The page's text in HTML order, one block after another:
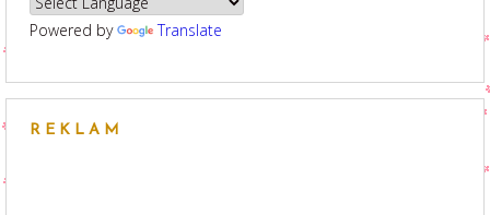
Powered by Translate
REKLAM